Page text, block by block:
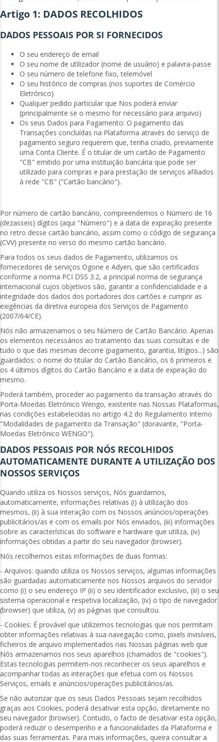
Artigo 1: DADOS RECOLHIDOS
DADOS PESSOAIS POR SI FORNECIDOS
O seu endereço de email
O seu nome de utilizador (nome de usuário) e palavra-passe
O seu número de telefone fixo, telemóvel
O seu histórico de compras (nos suportes de Comércio
Eletrónico)
Qualquer pedido particular que Nos poderá enviar
(principalmente se o mesmo for necessário para arquivo)
Os seus Dados para Pagamento: O pagamento das
Transações concluídas na Plataforma através do serviço de
pagamento seguro requerem que, tenha criado, previamente
uma Conta Cliente. É o titular de um cartão de Pagamento
"CB" emitido por uma instituição bancária que pode ser
utilizado para compras e para prestação de serviços afiliados
à rede "CB" ("Cartão bancário").
Por número de cartão bancário, compreendemos o Número de 16
(dezasseis) dígitos (aqui "Número") e a data de expiração presente
no retro desse cartão bancário, assim como o código de segurança
(CVV) presente no verso do mesmo cartão bancário.
Para todos os seus dados de Pagamento, utilizamos os
fornecedores de serviços Ogone e Adyen, que são certificados
conforme a norma PCI DSS 3.2, a principal norma de segurança
internacional cujos objetivos são, garantir a confidencialidade e a
integridade dos dados dos portadores dos cartões e cumprir as
exigências da diretiva europeia dos Serviços de Pagamento
(2007/64/CE).
Nós não armazenamos o seu Número de Cartão Bancário. Apenas
os elementos necessários ao tratamento das suas consultas e de
tudo o que das mesmas decorre (pagamento, garantia, litígios...) são
guardados: o nome do titular do Cartão Bancário, os 6 primeiros e
os 4 últimos dígitos do Cartão Bancário e a data de expiração do
mesmo.
Poderá também, proceder ao pagamento da transação através do
Porta-Moedas Eletrónico Wengo, existente nas Nossas Plataformas,
nas condições estabelecidas no artigo 4.2 do Regulamento Interno
"Modalidades de pagamento da Transação" (doravante, "Porta-
Moedas Eletrónico WENGO").
DADOS PESSOAIS POR NÓS RECOLHIDOS
AUTOMATICAMENTE DURANTE A UTILIZAÇÃO DOS
NOSSOS SERVIÇOS
Quando utiliza os Nossos serviços, Nós guardamos,
automaticamente, informações relativas (i) à utilização dos
mesmos, (ii) à sua interação com os Nossos anúncios/operações
publicitários/as e com os emails por Nós enviados, (iii) informações
sobre as características do software e hardware que utiliza, (iv)
informações obtidas a partir do seu navegador (browser).
Nós recolhemos estas informações de duas formas:
- Arquivos: quando utiliza os Nossos serviços, algumas informações
são guardadas automaticamente nos Nossos arquivos do servidor
como (i) o seu endereço IP (ii) o seu identificador exclusivo, (iii) o seu
sistema operacional e respetiva localização, (iv) o tipo de navegador
(browser) que utiliza, (v) as páginas que consultou.
- Cookies: É provável que utilizemos tecnologias que nos permitam
obter informações relativas à sua navegação como, pixels invisíveis,
ficheiros de arquivo implementados nas Nossas páginas web que
Nós armazenamos nos seus aparelhos (chamados de "cookies").
Estas tecnologias permitem-nos reconhecer os seus aparelhos e
acompanhar todas as interações que efetua com os Nossos
Serviços, emails e anúncios/operações publicitários/as.
Se não autorizar que os seus Dados Pessoais sejam recolhidos
graças aos Cookies, poderá desativar esta opção, diretamente no
seu navegador (browser). Contudo, o facto de desativar esta opção,
poderá reduzir o desempenho e a funcionalidades da Plataforma e
das suas ferramentas. Para mais informações, queira consultar a